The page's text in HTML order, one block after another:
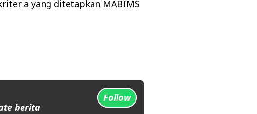
yang ditetapkan MABIMS
berita
Follow